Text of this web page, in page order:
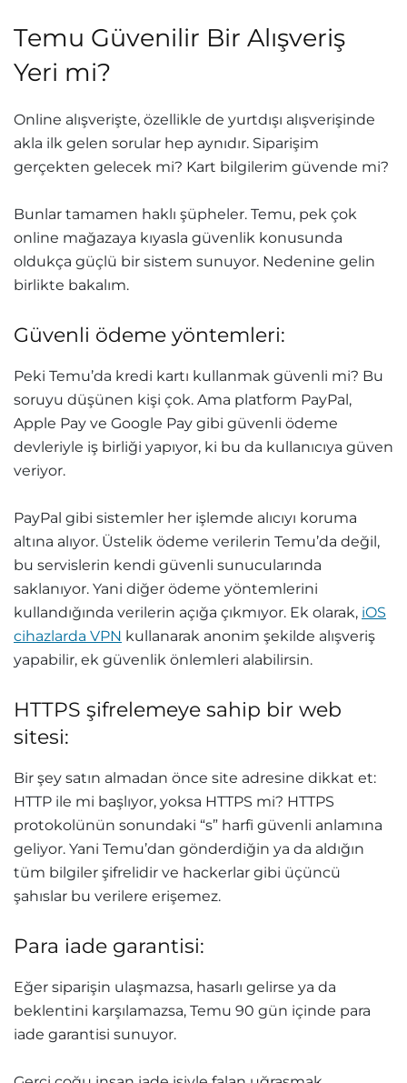
Temu Güvenilir Bir Alışveriş
Yeri mi?
Online alışverişte, özellikle de yurtdışı alışverişinde
akla ilk gelen sorular hep aynıdır. Siparişim
gerçekten gelecek mi? Kart bilgilerim güvende mi?
Bunlar tamamen haklı şüpheler. Temu, pek çok
online mağazaya kıyasla güvenlik konusunda
oldukça güçlü bir sistem sunuyor. Nedenine gelin
birlikte bakalım.
Güvenli ödeme yöntemleri:
Peki Temu’da kredi kartı kullanmak güvenli mi? Bu
soruyu düşünen kişi çok. Ama platform PayPal,
Apple Pay ve Google Pay gibi güvenli ödeme
devleriyle iş birliği yapıyor, ki bu da kullanıcıya güven
veriyor.
PayPal gibi sistemler her işlemde alıcıyı koruma
altına alıyor. Üstelik ödeme verilerin Temu’da değil,
bu servislerin kendi güvenli sunucularında
saklanıyor. Yani diğer ödeme yöntemlerini
kullandığında verilerin açığa çıkmıyor. Ek olarak, iOS
cihazlarda VPN kullanarak anonim şekilde alışveriş
yapabilir, ek güvenlik önlemleri alabilirsin.
HTTPS şifrelemeye sahip bir web
sitesi:
Bir şey satın almadan önce site adresine dikkat et:
HTTP ile mi başlıyor, yoksa HTTPS mi? HTTPS
protokolünün sonundaki “s” harfi güvenli anlamına
geliyor. Yani Temu’dan gönderdiğin ya da aldığın
tüm bilgiler şifrelidir ve hackerlar gibi üçüncü
şahıslar bu verilere erişemez.
Para iade garantisi:
Eğer siparişin ulaşmazsa, hasarlı gelirse ya da
beklentini karşılamazsa, Temu 90 gün içinde para
iade garantisi sunuyor.